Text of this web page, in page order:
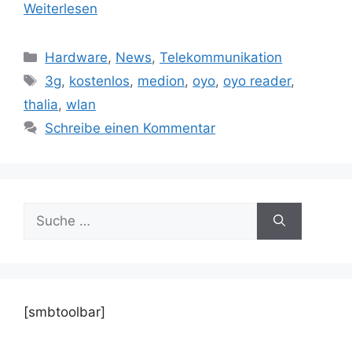
Weiterlesen
Kategorien
Hardware, News,Telekommunikation
Schlagwörter
3g, kostenlos, medion, oyo, oyo reader,
thalia, wlan
Schreibe einen Kommentar
Suche
nach:
[smbtoolbar]